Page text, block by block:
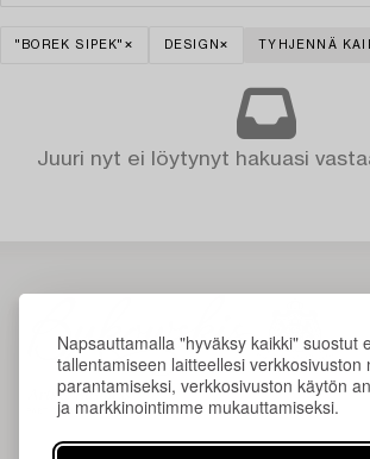
Napsauttamalla "hyväksy kaikki" suostut
tallentamiseen laitteellesi verkkosivuston
parantamiseksi, verkkosivuston käytön
ja markkinointimme mukauttamiseksi.
"BOREK SIPEK" DESIGN TYHJENNÄ
Juuri nyt ei löytynyt hakuasi